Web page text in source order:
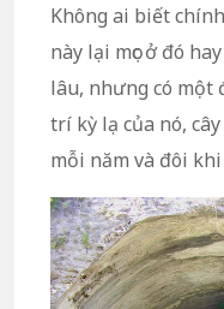
Không ai biết
này lại mọc ở đó
lâu, nhưng có một
trí kỳ lạ của nó,
mỗi năm và đôi